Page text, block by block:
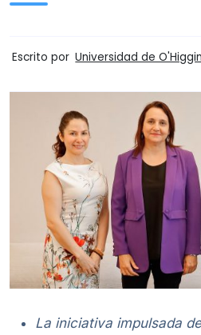
Escrito por Universidad de
La iniciativa impulsada